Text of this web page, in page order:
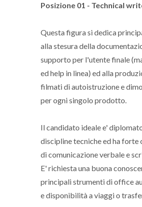
Posizione 01 - Technical
Questa figura si dedica
alla stesura della
supporto per l'utente finale
ed help in linea) ed alla
filmati di autoistruzione e
per ogni singolo prodotto.
Il candidato ideale e'
discipline tecniche ed ha forte
di comunicazione verbale e
E' richiesta una buona
principali strumenti di office
e disponibilità a viaggi o